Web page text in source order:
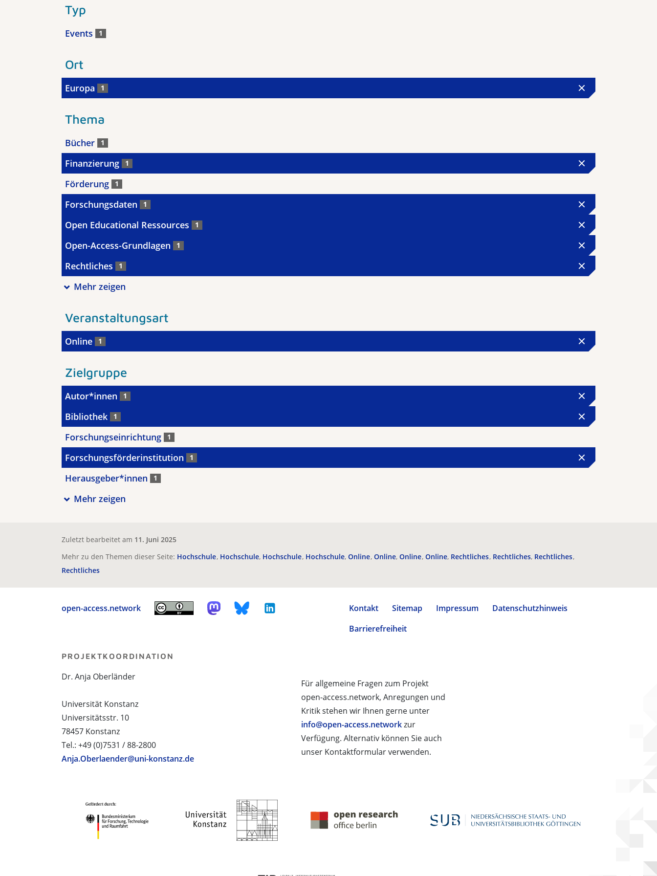
Typ
Events 1
Ort
Europa 1
Thema
Bücher 1
Finanzierung 1
Förderung 1
Forschungsdaten 1
Open Educational Ressources 1
Open-Access-Grundlagen 1
Rechtliches 1
Mehr zeigen
Veranstaltungsart
Online 1
Zielgruppe
Autor*innen 1
Bibliothek 1
Forschungseinrichtung 1
Forschungsförderinstitution 1
Herausgeber*innen 1
Mehr zeigen
Zuletzt bearbeitet am 11. Juni 2025
Mehr zu den Themen dieser Seite: Hochschule Hochschule Hochschule Hochschule Online Online Online Online Rechtliches Rechtliches Rechtliches
Rechtliches
open-access.network Kontakt Sitemap Impressum
Datenschutzhinweis
Barrierefreiheit
Für allgemeine Fragen zum Projekt
open-access.network, Anregungen und
Kritik stehen wir Ihnen gerne unter
info@open-access.networkzur
Verfügung. Alternativ können Sie auch
unser Kontaktformular verwenden.
PROJEKTKOORDINATION
Dr. Anja Oberländer
Universität Konstanz
Universitätsstr. 10
78457 Konstanz
Tel.: +49 (0)7531 / 88-2800
Anja.Oberlaender@uni-konstanz.de